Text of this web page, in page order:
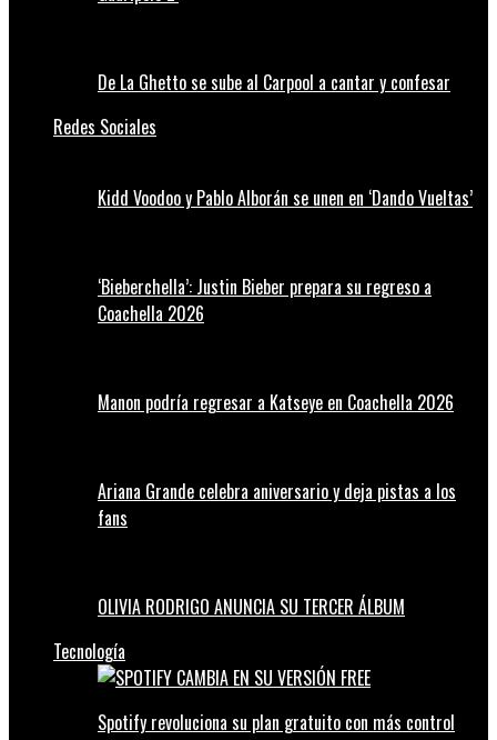
De La Ghetto se sube al Carpool a cantar y confesar
Redes Sociales
Kidd Voodoo y Pablo Alborán se unen en ‘Dando Vueltas’
‘Bieberchella’: Justin Bieber prepara su regreso a
Coachella 2026
Manon podría regresar a Katseye en Coachella 2026
Ariana Grande celebra aniversario y deja pistas a los
fans
OLIVIA RODRIGO ANUNCIA SU TERCER ÁLBUM
Tecnología
Spotify revoluciona su plan gratuito con más control